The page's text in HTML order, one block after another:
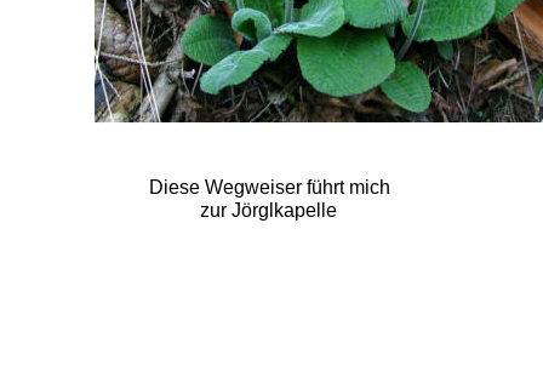
Diese Wegweiser führt mich
zur Jörglkapelle